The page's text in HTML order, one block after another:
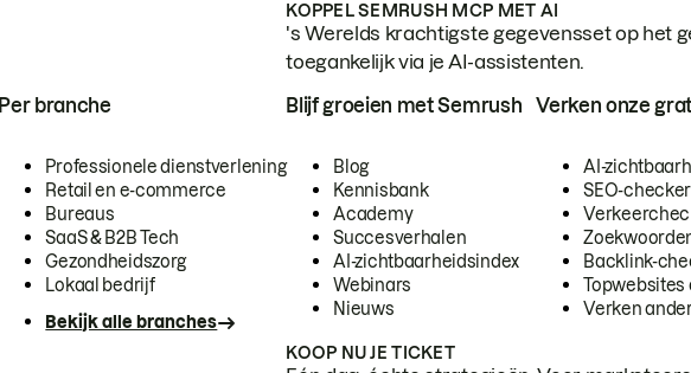
KOPPEL SEMRUSH MCP MET AI
's Werelds krachtigste gegevensset op het
toegankelijk via je AI-assistenten.
Per branche
Professionele dienstverlening
Retail en e-commerce
Bureaus
SaaS & B2B Tech
Gezondheidszorg
Lokaal bedrijf
Bekijk alle branches
Blijf groeien met Semrush
Blog
Kennisbank
Academy
Succesverhalen
AI-zichtbaarheidsindex
Webinars
Nieuws
Verken onze
AI-
SEO-checker
Backlink-
Topwebsites
Verken
KOOP NU JE TICKET